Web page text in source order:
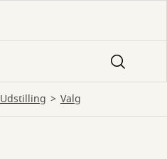
Udstilling Valg